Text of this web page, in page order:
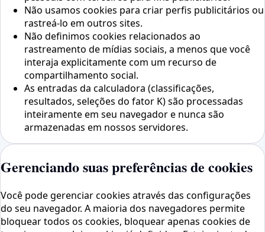
Não usamos cookies para criar perfis publicitários ou
rastreá-lo em outros sites.
Não definimos cookies relacionados ao
rastreamento de mídias sociais, a menos que você
interaja explicitamente com um recurso de
compartilhamento social.
As entradas da calculadora (classificações,
resultados, seleções do fator K) são processadas
inteiramente em seu navegador e nunca são
armazenadas em nossos servidores.
Gerenciando suas preferências de cookies
Você pode gerenciar cookies através das configurações
do seu navegador. A maioria dos navegadores permite
bloquear todos os cookies, bloquear apenas cookies de